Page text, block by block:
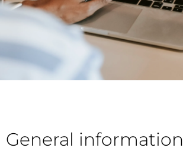
General information